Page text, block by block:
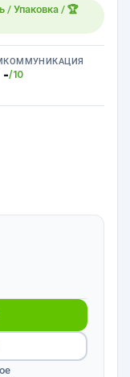
/ Упаковка / 🏆
КОММУНИКАЦИЯ
-/10